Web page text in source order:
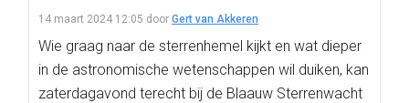
14 maart 2024 12:05 door Gert van Akkeren
Wie graag naar de sterrenhemel kijkt en wat dieper
in de astronomische wetenschappen wil duiken, kan
zaterdagavond terecht bij de Blaauw Sterrenwacht